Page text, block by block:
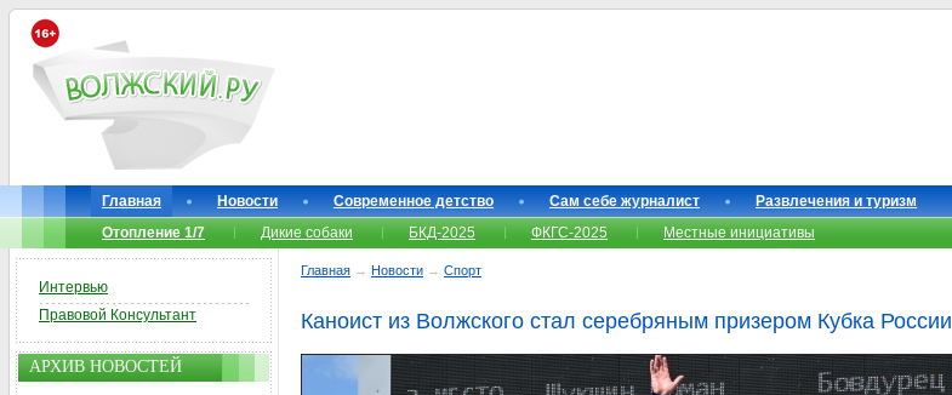
Главная Новости Современное детство Сам себе журналист
Развлечения и туризм
Отопление 1/7
Дикие собаки БКД-2025 ФКГС-2025 Местные инициативы
Главная → Новости → Спорт
Каноист из Волжского стал серебряным призером Кубка России
Интервью
Правовой Консультант
АРХИВ НОВОСТЕЙ